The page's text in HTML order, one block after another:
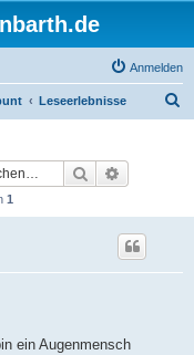
Anmelden
Leseerlebnisse
Suche
1
ein Augenmensch